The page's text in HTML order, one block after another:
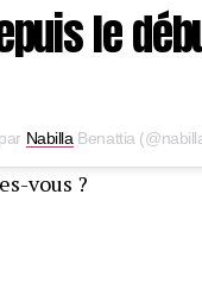
le
Nabilla Benattia
vous ?